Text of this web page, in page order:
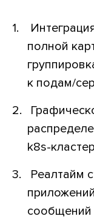
полной
к подам/
k8s-
Реалтайм
сообщений